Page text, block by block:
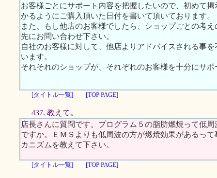
お客様ごとにサポート内容を把握したいので、初めて
かるようにご購入頂いた日付を書いて頂いております。
また、もし他店のお客様でしたら、ショップごとの考
先にお問い合わせ下さい。
自社のお客様に対して、他店よりアドバイスされる事
います。
それそれのショップが、それぞれのお客様を十分にサ
[タイトル一覧] [TOP PAGE]
437. 教えて。
店長さんに質問です。プログラム５の脂肪燃焼って低
ですか。ＥＭＳよりも低周波の方が燃焼効果があるっ
カニズムを教えて下さい。
[タイトル一覧] [TOP PAGE]